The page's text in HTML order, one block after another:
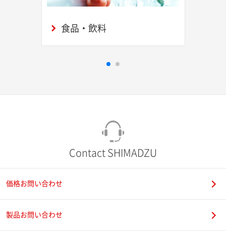
食品・飲料
Contact SHIMADZU
価格お問い合わせ
製品お問い合わせ